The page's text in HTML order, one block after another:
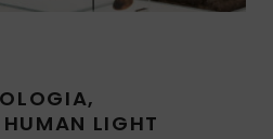
LIGHT